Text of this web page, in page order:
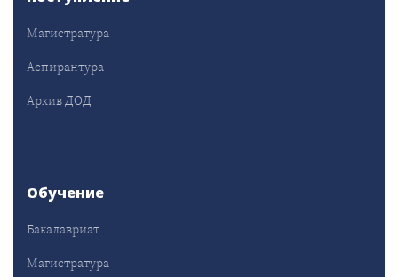
Магистратура
Аспирантура
Архив ДОД
Обучение
Бакалавриат
Магистратура